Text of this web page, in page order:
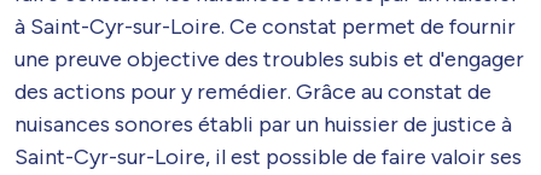
à Saint-Cyr-sur-Loire. Ce constat permet de fournir
une preuve objective des troubles subis et d'engager
des actions pour y remédier. Grâce au constat de
nuisances sonores établi par un huissier de justice à
Saint-Cyr-sur-Loire, il est possible de faire valoir ses